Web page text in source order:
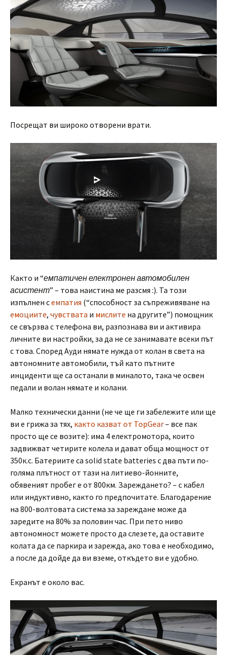
Посрещат ви широко отворени врати.
Както и “емпатичен електронен автомобилен
асистент” – това наистина ме разсмя :). Та този
изпълнен семпатия (“способност за съпреживяване на
емоциите, чувствата и мислите на другите”) помощник
се свързва с телефона ви, разпознава ви и активира
личните ви настройки, за да не се занимавате всеки път
с това. Според Ауди нямате нужда от колан в света на
автономните автомобили, тъй като пътните
инциденти ще са останали в миналото, така че освен
педали и волан нямате и колани.
Малко технически данни (не че ще ги забележите или ще
ви е грижа за тях, както казват от TopGear– все пак
просто ще се возите): има 4 електромотора, които
задвижват четирите колела и дават обща мощност от
350к.с. Батериите са solid state batteries с два пъти по-
голяма плътност от тази на литиево-йонните,
обявеният пробег е от 800км. Зареждането? – с кабел
или индуктивно, както го предпочитате. Благодарение
на 800-волтовата система за зареждане може да
заредите на 80% за половин час. При пето ниво
автономност можете просто да слезете, да оставите
колата да се паркира и зарежда, ако това е необходимо,
а после да дойде да ви вземе, откъдето ви е удобно.
Екранът е около вас.